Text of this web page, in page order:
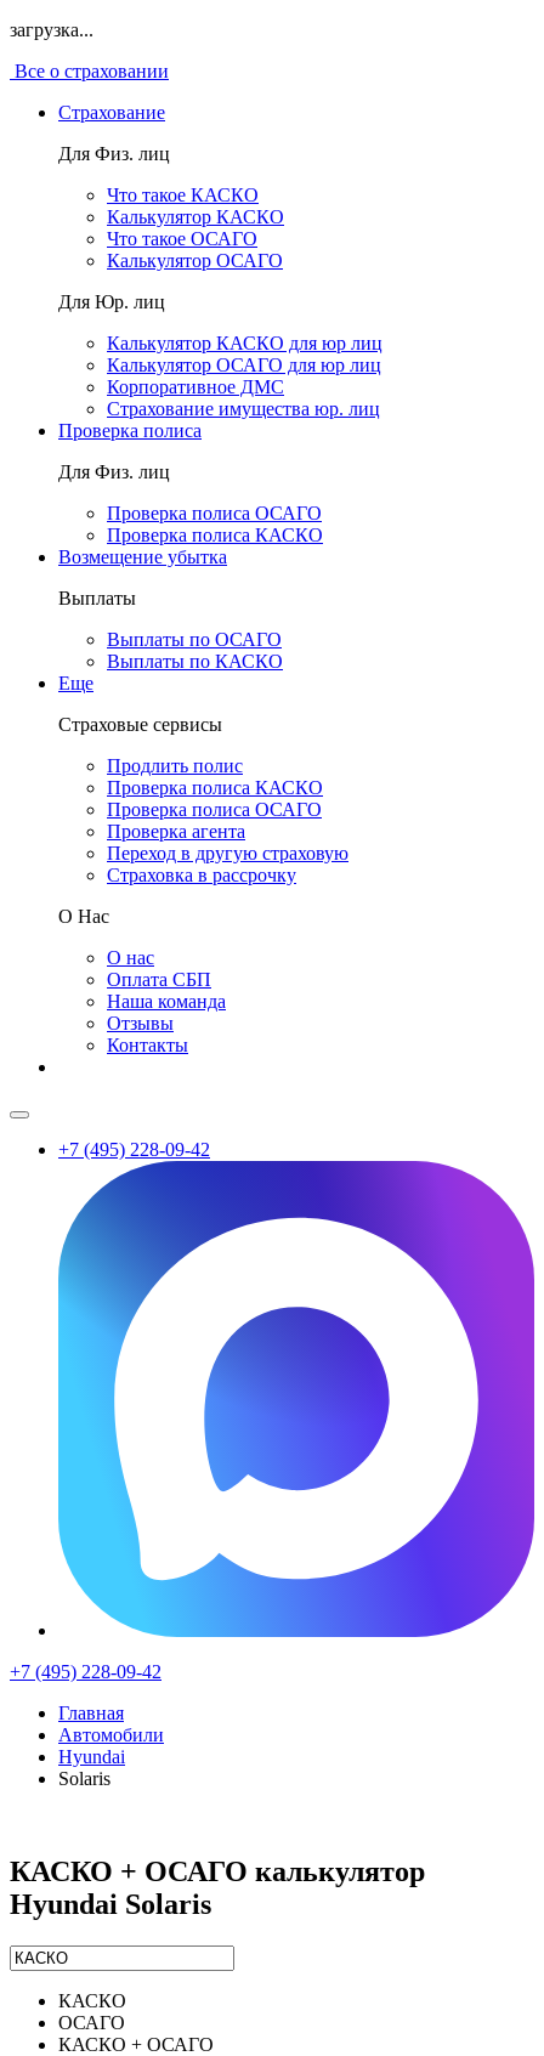
загрузка...
Все о страховании
Страхование
Для Физ. лиц
Что такое КАСКО
Калькулятор КАСКО
Что такое ОСАГО
Калькулятор ОСАГО
Для Юр. лиц
Калькулятор КАСКО для юр лиц
Калькулятор ОСАГО для юр лиц
Корпоративное ДМС
Страхование имущества юр. лиц
Проверка полиса
Для Физ. лиц
Проверка полиса ОСАГО
Проверка полиса КАСКО
Возмещение убытка
Выплаты
Выплаты по ОСАГО
Выплаты по КАСКО
Еще
Страховые сервисы
Продлить полис
Проверка полиса КАСКО
Проверка полиса ОСАГО
Проверка агента
Переход в другую страховую
Страховка в рассрочку
О Нас
О нас
Оплата СБП
Наша команда
Отзывы
Контакты
+7 (495) 228-09-42
+7 (495) 228-09-42
Главная
Автомобили
Hyundai
Solaris
КАСКО + ОСАГО калькулятор
Hyundai Solaris
КАСКО
ОСАГО
КАСКО + ОСАГО